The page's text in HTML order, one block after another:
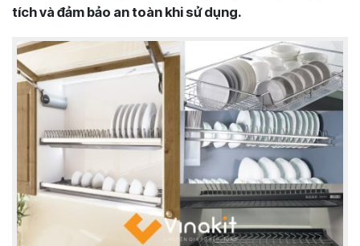
tích và đảm bảo an toàn khi sử dụng.